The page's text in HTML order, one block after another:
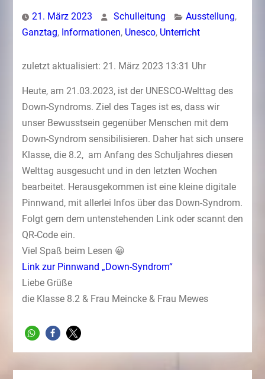
21. März 2023 Schulleitung Ausstellung,
Ganztag, Informationen, Unesco, Unterricht
zuletzt aktualisiert: 21. März 2023 13:31 Uhr
Heute, am 21.03.2023, ist der UNESCO-Welttag des
Down-Syndroms. Ziel des Tages ist es, dass wir
unser Bewusstsein gegenüber Menschen mit dem
Down-Syndrom sensibilisieren. Daher hat sich unsere
Klasse, die 8.2, am Anfang des Schuljahres diesen
Welttag ausgesucht und in den letzten Wochen
bearbeitet. Herausgekommen ist eine kleine digitale
Pinnwand, mit allerlei Infos über das Down-Syndrom.
Folgt gern dem untenstehenden Link oder scannt den
QR-Code ein.
Viel Spaß beim Lesen 😀
Link zur Pinnwand „Down-Syndrom“
Liebe Grüße
die Klasse 8.2 & Frau Meincke & Frau Mewes